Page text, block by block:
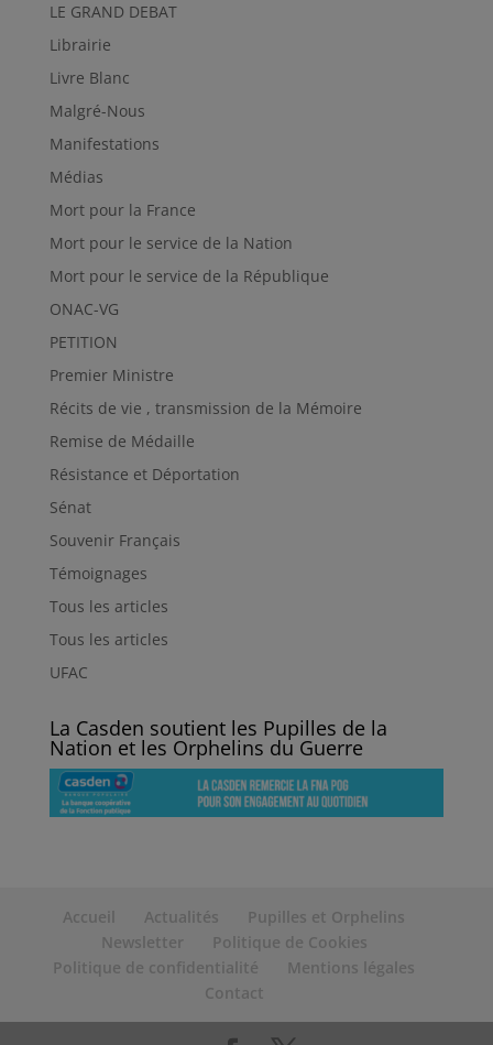
LE GRAND DEBAT
Librairie
Livre Blanc
Malgré-Nous
Manifestations
Médias
Mort pour la France
Mort pour le service de la Nation
Mort pour le service de la République
ONAC-VG
PETITION
Premier Ministre
Récits de vie , transmission de la Mémoire
Remise de Médaille
Résistance et Déportation
Sénat
Souvenir Français
Témoignages
Tous les articles
Tous les articles
UFAC
La Casden soutient les Pupilles de la
Nation et les Orphelins du Guerre
Accueil Actualités
Pupilles et Orphelins
Newsletter
Politique de Cookies
Politique de confidentialité
Mentions légales
Contact